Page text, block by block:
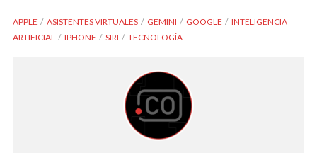
APPLE ASISTENTES VIRTUALES GEMINI GOOGLE
INTELIGENCIA
ARTIFICIAL
IPHONE SIRI TECNOLOGÍA